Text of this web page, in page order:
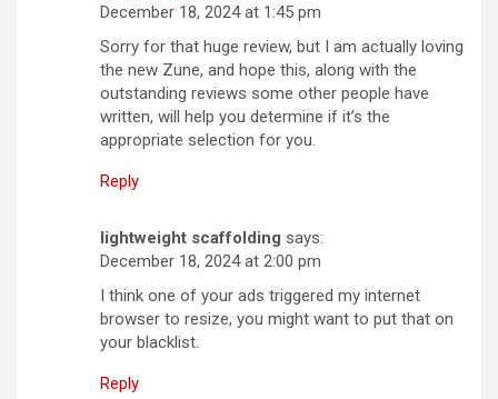
December 18, 2024 at 1:45 pm
Sorry for that huge review, but I am actually loving
the new Zune, and hope this, along with the
outstanding reviews some other people have
written, will help you determine if it’s the
appropriate selection for you.
Reply
lightweight scaffolding says:
December 18, 2024 at 2:00 pm
I think one of your ads triggered my internet
browser to resize, you might want to put that on
your blacklist.
Reply